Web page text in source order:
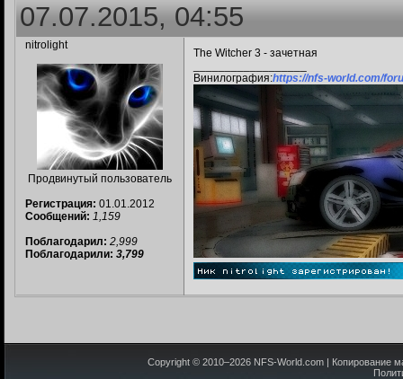
07.07.2015, 04:55
nitrolight
Продвинутый пользователь
Регистрация: 01.01.2012
Сообщений: 1,159
Поблагодарил: 2,999
Поблагодарили: 3,799
The Witcher 3 - зачетная
Винилография:https://nfs-world.com/
Copyright © 2010–2026 NFS-World.com | Копирование